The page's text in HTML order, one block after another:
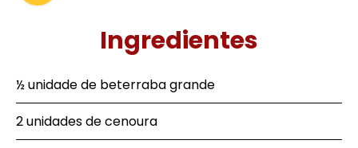
Ingredientes
½ unidade de beterraba grande
2 unidades de cenoura